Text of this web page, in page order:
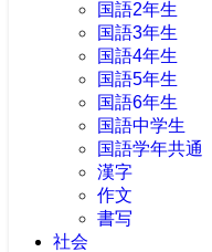
国語2年生
国語3年生
国語4年生
国語5年生
国語6年生
国語中学生
国語学年共通
漢字
作文
書写
社会